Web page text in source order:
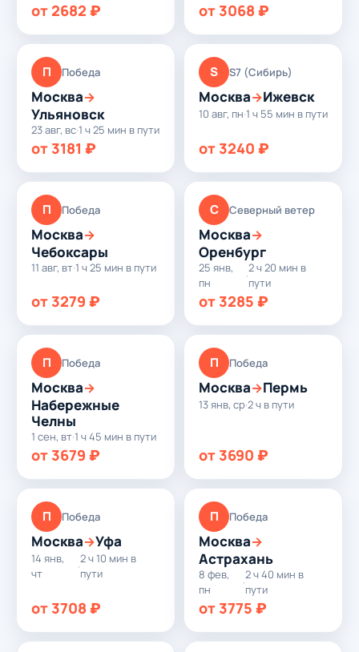
от 2682 ₽ от 3068 ₽
П Победа
Москва→
Ульяновск
23 авг, вс·1 ч 25 мин в пути
от 3181 ₽
S S7 (Сибирь)
Москва→Ижевск
10 авг, пн·1 ч 55 мин в пути
от 3240 ₽
П Победа
Москва→
Чебоксары
11 авг, вт·1 ч 25 мин в пути
от 3279 ₽
С Северный ветер
Москва→
Оренбург
25 янв,
пн
·
2 ч 20 мин в
пути
от 3285 ₽
П Победа
Москва→
Набережные
Челны
1 сен, вт·1 ч 45 мин в пути
от 3679 ₽
П Победа
Москва→Пермь
13 янв, ср·2 ч в пути
от 3690 ₽
П Победа
Москва→Уфа
14 янв,
чт
·
2 ч 10 мин в
пути
от 3708 ₽
П Победа
Москва→
Астрахань
8 фев,
пн
·
2 ч 40 мин в
пути
от 3775 ₽